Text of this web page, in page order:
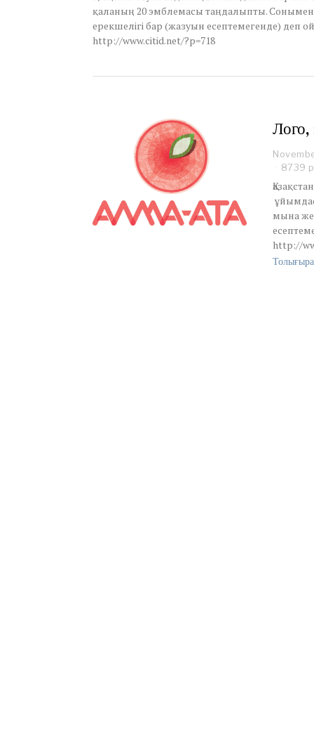
e
r
2
1
қаланың 20 эмблемасы таңдалыпты. Сонымен
ерекшелігі бар (жазуын есептемегенде) деп
http://www.citid.net/?p=718
8739
мына
http://